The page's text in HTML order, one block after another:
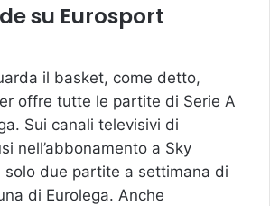
su Eurosport
il basket, come detto,
offre tutte le partite di Serie A
Sui canali televisivi di
nell’abbonamento a Sky
solo due partite a settimana di
di Eurolega. Anche